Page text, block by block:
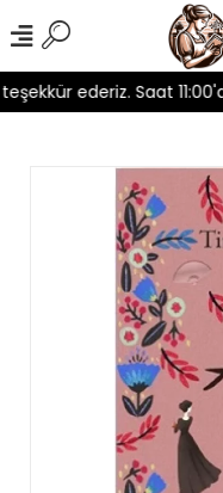
ederiz. Saat